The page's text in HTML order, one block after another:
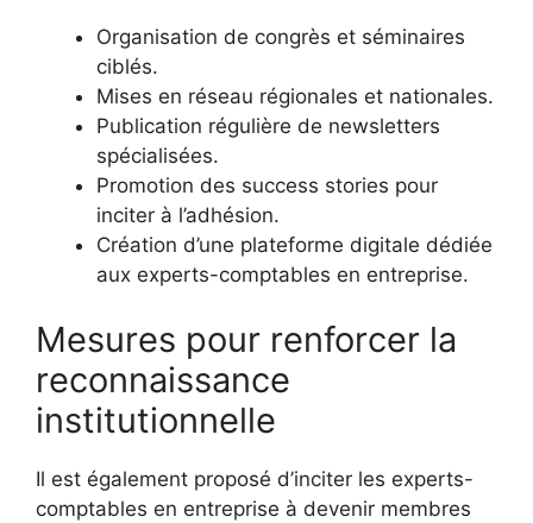
Organisation de congrès et séminaires
ciblés.
Mises en réseau régionales et nationales.
Publication régulière de newsletters
spécialisées.
Promotion des success stories pour
inciter à l’adhésion.
Création d’une plateforme digitale dédiée
aux experts-comptables en entreprise.
Mesures pour renforcer la
reconnaissance
institutionnelle
Il est également proposé d’inciter les experts-
comptables en entreprise à devenir membres